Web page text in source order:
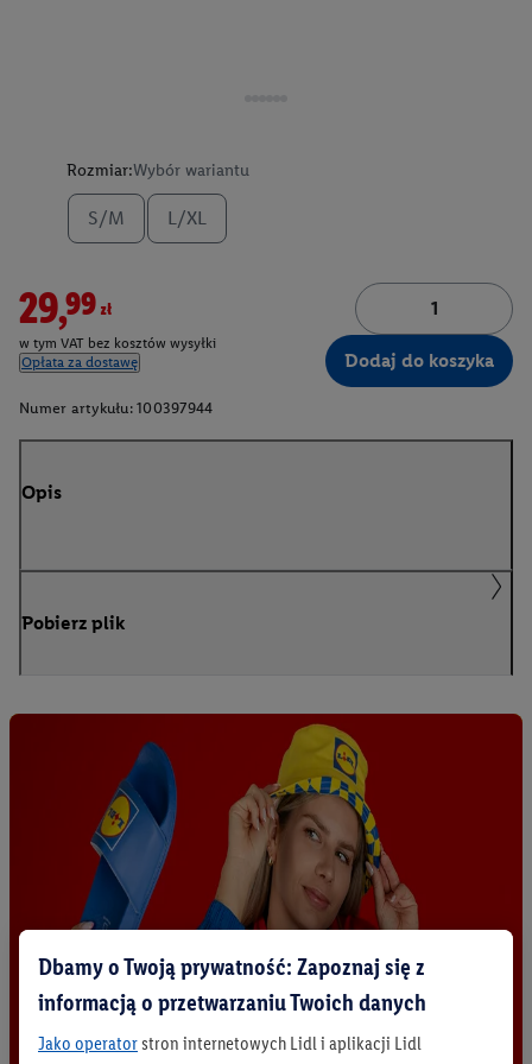
Rozmiar:Wybór wariantu
S/M L/XL
29,99zł
w tym VAT bez kosztów wysyłki
Opłata za dostawę
Dodaj do koszyka
Numer artykułu: 100397944
Opis
Pobierz plik
Dbamy o Twoją prywatność: Zapoznaj się z
informacją o przetwarzaniu Twoich danych
Jako operatorstron internetowych Lidl i aplikacji Lidl